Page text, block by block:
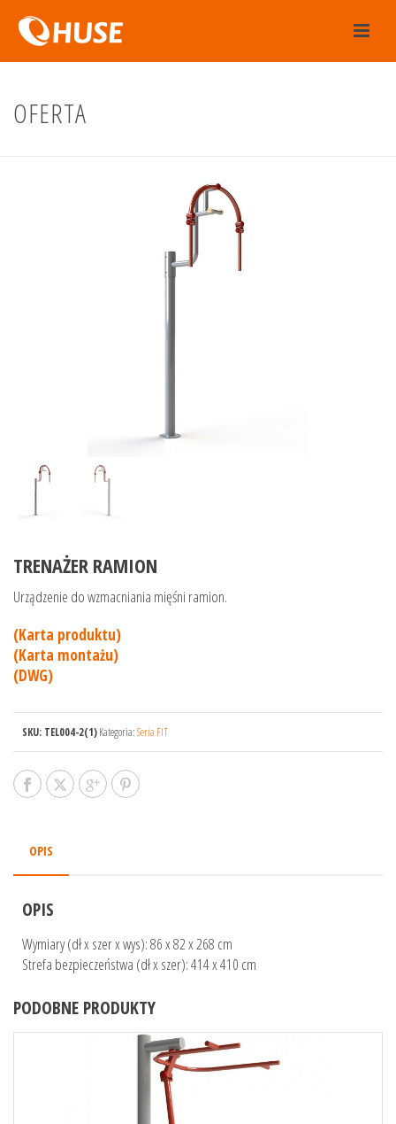
OFERTA
TRENAŻER RAMION
Urządzenie do wzmacniania mięśni ramion.
(Karta produktu)
(Karta montażu)
(DWG)
SKU: TEL004-2(1)Kategoria:Seria FIT
OPIS
OPIS
Wymiary (dł x szer x wys): 86 x 82 x 268 cm
Strefa bezpieczeństwa (dł x szer): 414 x 410 cm
PODOBNE PRODUKTY